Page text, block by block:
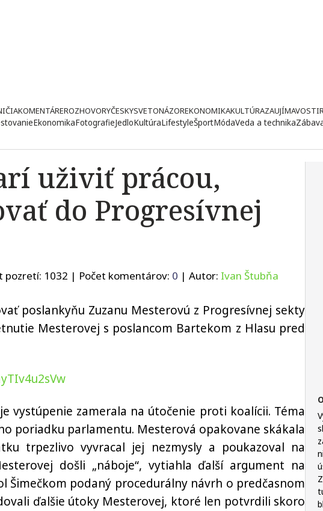
KOMENTÁREROZHOVORYČESKYSVETONÁZOREKONOMIKAKULTÚRAZAUJÍMAVOSTI
EkonomikaFotografieJedloKultúraLifestyleŠportMódaVeda a technika
uživiť prácou,
do Progresívnej
pozretí: 1032 | Počet komentárov: 0 | Autor: Ivan Štubňa
poslankyňu Zuzanu Mesterovú z Progresívnej sekty
Mesterovej s poslancom Bartekom z Hlasu pred
vystúpenie zamerala na útočenie proti koalícii. Téma
poriadku parlamentu. Mesterová opakovane skákala
trpezlivo vyvracal jej nezmysly a poukazoval na
došli „náboje“, vytiahla ďalší argument na
Šimečkom podaný procedurálny návrh o predčasnom
ďalšie útoky Mesterovej, ktoré len potvrdili skoro